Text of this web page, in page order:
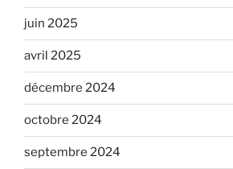
juin 2025
avril 2025
décembre 2024
octobre 2024
septembre 2024